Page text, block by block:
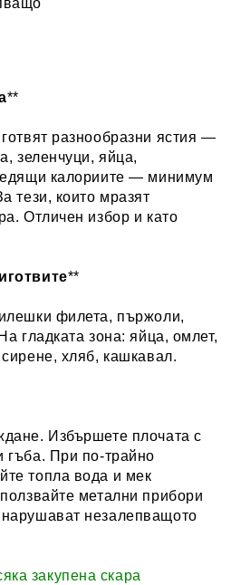
**
разнообразни ястия —
зеленчуци, яйца,
калориите — минимум
тези, които мразят
Отличен избор и като
**
филета, пържоли,
гладката зона: яйца, омлет,
хляб, кашкавал.
Избършете плочата с
гъба. При по-трайно
топла вода и мек
метални прибори
незалепващото
закупена скара